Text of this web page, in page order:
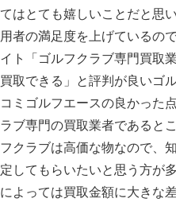
てはとても嬉しいことだと思
用者の満足度を上げているの
イト「ゴルフクラブ専門買取
買取できる」と評判が良いゴ
コミゴルフエースの良かった
ラブ専門の買取業者であると
フクラブは高価な物なので、
定してもらいたいと思う方が
によっては買取金額に大きな